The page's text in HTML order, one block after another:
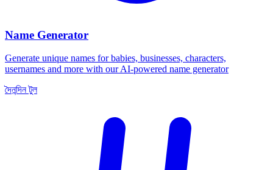
Name Generator
Generate unique names for babies, businesses, characters,
usernames and more with our AI-powered name generator
দৈনন্দিন টুল